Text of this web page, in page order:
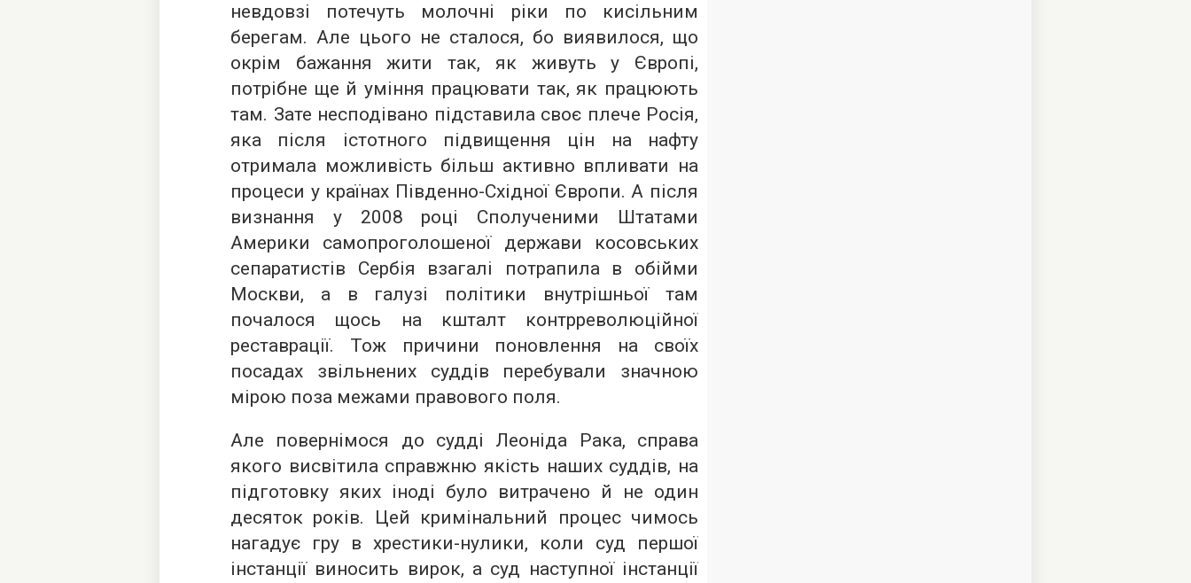
невдовзі потечуть молочні ріки по кисільним
берегам. Але цього не сталося, бо виявилося, що
окрім бажання жити так, як живуть у Європі,
потрібне ще й уміння працювати так, як працюють
там. Зате несподівано підставила своє плече Росія,
яка після істотного підвищення цін на нафту
отримала можливість більш активно впливати на
процеси у країнах Південно-Східної Європи. А після
визнання у 2008 році Сполученими Штатами
Америки самопроголошеної держави косовських
сепаратистів Сербія взагалі потрапила в обійми
Москви, а в галузі політики внутрішньої там
почалося щось на кшталт контрреволюційної
реставрації. Тож причини поновлення на своїх
посадах звільнених суддів перебували значною
мірою поза межами правового поля.
Але повернімося до судді Леоніда Рака, справа
якого висвітила справжню якість наших суддів, на
підготовку яких іноді було витрачено й не один
десяток років. Цей кримінальний процес чимось
нагадує гру в хрестики-нулики, коли суд першої
інстанції виносить вирок, а суд наступної інстанції